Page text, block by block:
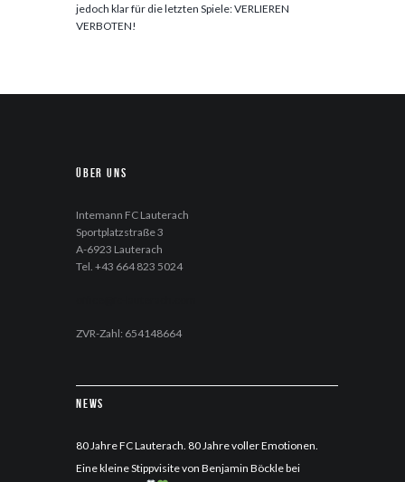
jedoch klar für die letzten Spiele: VERLIEREN
VERBOTEN!
Über uns
Intemann FC Lauterach
Sportplatzstraße 3
A-6923 Lauterach
Tel. +43 664 823 5024
ZVR-Zahl: 654148664
News
80 Jahre FC Lauterach. 80 Jahre voller Emotionen.
Eine kleine Stippvisite von Benjamin Böckle bei